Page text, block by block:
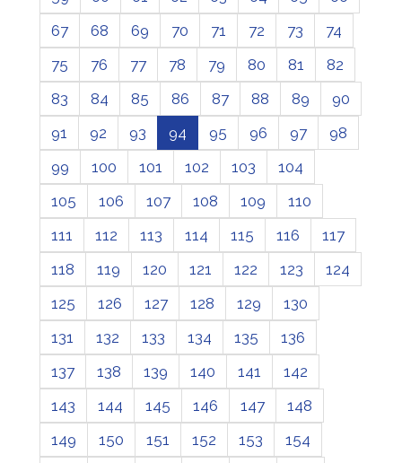
67
68 69 70 71 72 73
74
75
76 77 78 79 80 81
82
83
84 85 86 87 88 89
90
91
92 93 94 95 96 97
98
99
100 101 102 103
104
105
106 107 108 109
110
111
112 113 114 115 116
117
118
119 120 121 122 123
124
125
126 127 128 129
130
131
132 133 134 135
136
137
138 139 140 141
142
143
144 145 146 147
148
149
150 151 152 153
154